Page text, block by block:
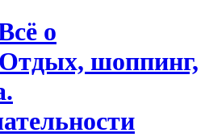
о
шоппинг,